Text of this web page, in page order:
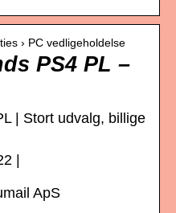
› PC vedligeholdelse
PS4 PL –
| Stort udvalg, billige
|
ApS